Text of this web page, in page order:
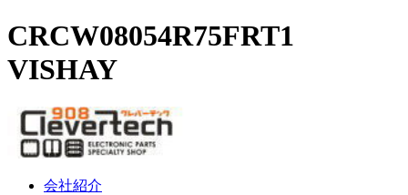
CRCW08054R75FRT1
VISHAY
会社紹介